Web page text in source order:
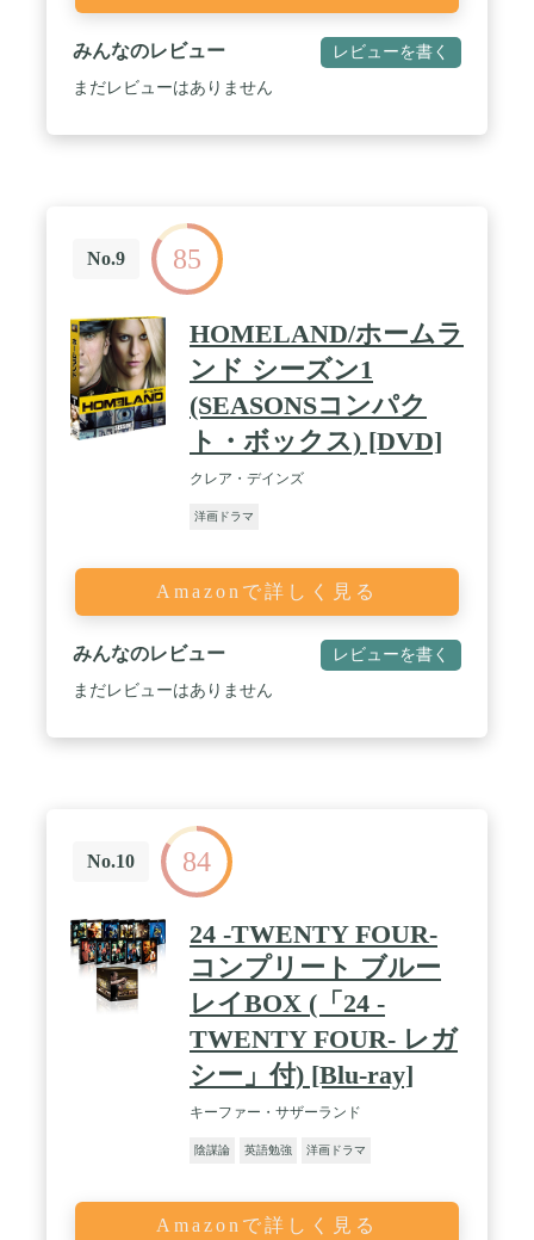
みんなのレビュー レビューを書く
まだレビューはありません
No.9 85
HOMELAND/ホームラ
ンド シーズン1
(SEASONSコンパク
ト・ボックス) [DVD]
クレア・デインズ
洋画ドラマ
Amazonで詳しく見る
みんなのレビュー レビューを書く
まだレビューはありません
No.10 84
24 -TWENTY FOUR-
コンプリート ブルー
レイBOX (「24 -
TWENTY FOUR- レガ
シー」付) [Blu-ray]
キーファー・サザーランド
陰謀論 英語勉強 洋画ドラマ
Amazonで詳しく見る